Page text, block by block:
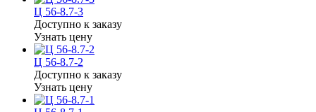
Ц 56-8.7-3
Доступно к заказу
Узнать цену
Ц 56-8.7-2
Доступно к заказу
Узнать цену